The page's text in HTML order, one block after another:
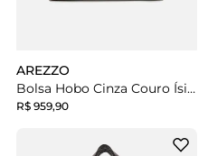
AREZZO
Bolsa Hobo Cinza Couro Ísis Grande
R$ 959,90